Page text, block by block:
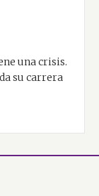
una crisis.
su carrera